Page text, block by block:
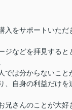
入をサポートいただ
ジなどを拝見すると
では分からないこと
、自身の利益だけを
兄さんのことが大好